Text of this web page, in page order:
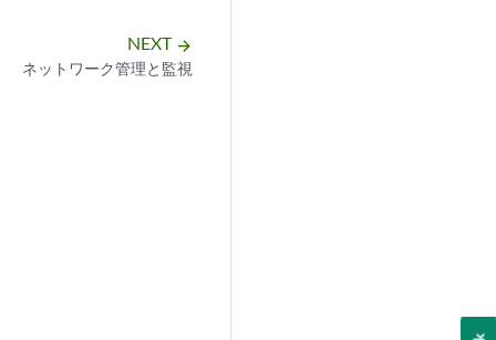
NEXT arrow_forward
ネットワーク管理と監視